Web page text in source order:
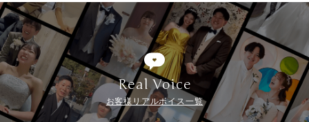
Real Voice
お客様リアルボイス一覧